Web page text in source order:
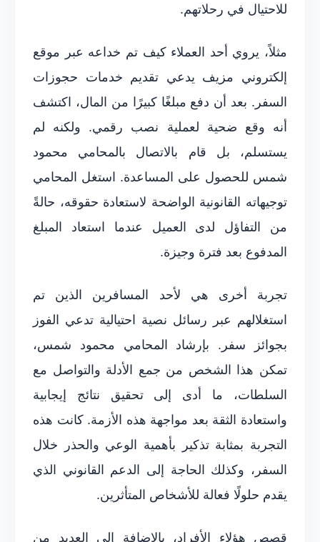
للاحتيال في رحلاتهم.
مثلاً، يروي أحد العملاء كيف تم خداعه عبر موقع
إلكتروني مزيف يدعي تقديم خدمات حجوزات
السفر. بعد أن دفع مبلغًا كبيرًا من المال، اكتشف
أنه وقع ضحية لعملية نصب رقمي. ولكنه لم
يستسلم، بل قام بالاتصال بالمحامي محمود
شمس للحصول على المساعدة. استغل المحامي
توجيهاته القانونية الواضحة لاستعادة حقوقه، حالةً
من التفاؤل لدى العميل عندما استعاد المبلغ
المدفوع بعد فترة وجيزة.
تجربة أخرى هي لأحد المسافرين الذين تم
استغلالهم عبر رسائل نصية احتيالية تدعي الفوز
بجوائز سفر. بإرشاد المحامي محمود شمس،
تمكن هذا الشخص من جمع الأدلة والتواصل مع
السلطات، ما أدى إلى تحقيق نتائج إيجابية
واستعادة الثقة بعد مواجهة هذه الأزمة. كانت هذه
التجربة بمثابة تذكير بأهمية الوعي والحذر خلال
السفر، وكذلك الحاجة إلى الدعم القانوني الذي
يقدم حلولًا فعالة للأشخاص المتأثرين.
قصص هؤلاء الأفراد، بالإضافة إلى العديد من